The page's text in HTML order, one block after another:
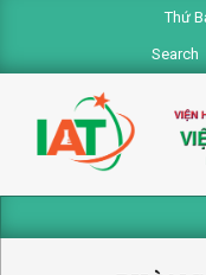
content
Thứ
Search
VIỆN
CÔNG
Navigation